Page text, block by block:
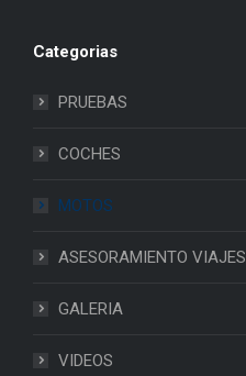
Categorias
PRUEBAS
COCHES
MOTOS
ASESORAMIENTO VIAJES
GALERIA
VIDEOS